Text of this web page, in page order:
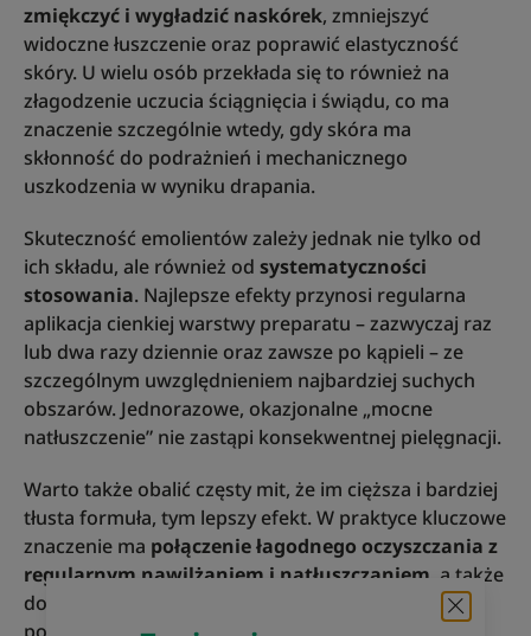
zmiękczyć i wygładzić naskórek, zmniejszyć
widoczne łuszczenie oraz poprawić elastyczność
skóry. U wielu osób przekłada się to również na
złagodzenie uczucia ściągnięcia i świądu, co ma
znaczenie szczególnie wtedy, gdy skóra ma
skłonność do podrażnień i mechanicznego
uszkodzenia w wyniku drapania.
Skuteczność emolientów zależy jednak nie tylko od
ich składu, ale również od systematyczności
stosowania. Najlepsze efekty przynosi regularna
aplikacja cienkiej warstwy preparatu – zazwyczaj raz
lub dwa razy dziennie oraz zawsze po kąpieli – ze
szczególnym uwzględnieniem najbardziej suchych
obszarów. Jednorazowe, okazjonalne „mocne
natłuszczenie” nie zastąpi konsekwentnej pielęgnacji.
Warto także obalić częsty mit, że im cięższa i bardziej
tłusta formuła, tym lepszy efekt. W praktyce kluczowe
znaczenie ma połączenie łagodnego oczyszczania z
regularnym nawilżaniem i natłuszczaniem , a także
dobór konsystencji do aktualnych potrzeb skóry i